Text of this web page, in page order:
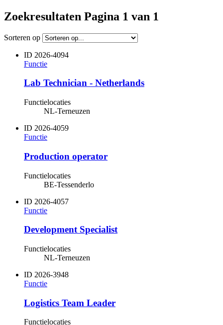
Zoekresultaten Pagina 1 van 1
Sorteren op
ID 2026-4094
Functie
Lab Technician - Netherlands
Functielocaties
NL-Terneuzen
ID 2026-4059
Functie
Production operator
Functielocaties
BE-Tessenderlo
ID 2026-4057
Functie
Development Specialist
Functielocaties
NL-Terneuzen
ID 2026-3948
Functie
Logistics Team Leader
Functielocaties